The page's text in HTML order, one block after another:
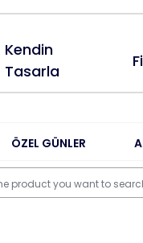
Kendin
Tasarla
ÖZEL GÜNLER